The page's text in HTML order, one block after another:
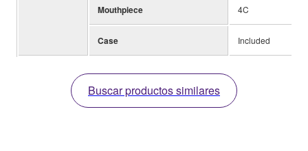
Mouthpiece 4C
Case Included
Buscar productos similares